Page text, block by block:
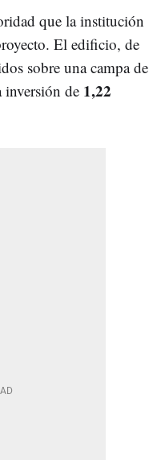
que la institución
El edificio, de
sobre una campa de
inversión de 1,22